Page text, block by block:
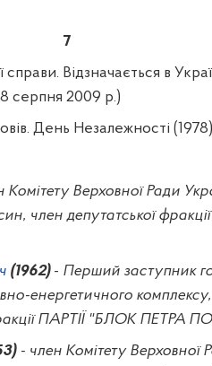
7
Відзначається в
серпня 2009 р.)
День Незалежності (1978)
Комітету Верховної Ради
член депутатської фракції
(1962)- Перший заступник
енергетичного комплексу,
ПАРТІЇ "БЛОК
- член Комітету Верховної